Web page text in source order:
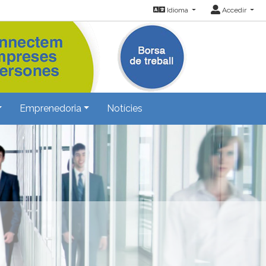
Idioma Accedir
Emprenedoria Notícies